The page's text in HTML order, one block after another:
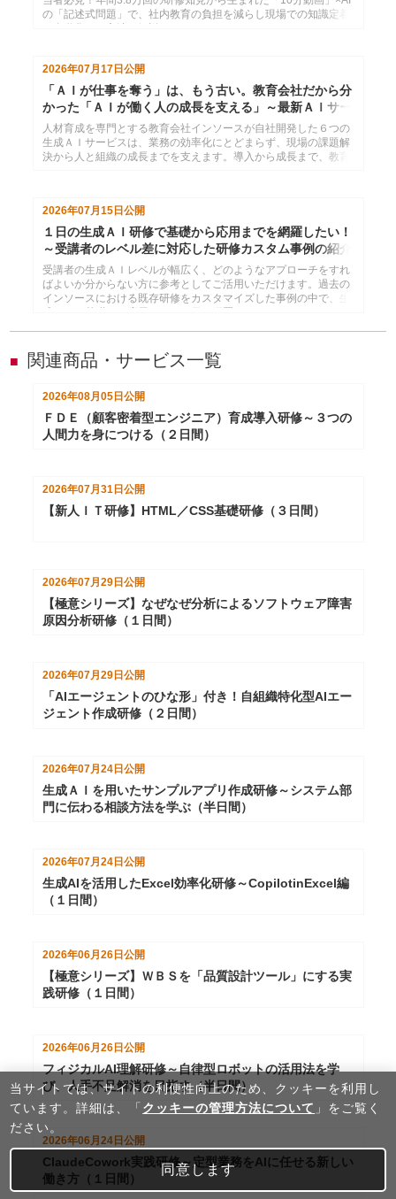
の「記述式問題」で、社内教育の負担を減らし現場での知識定着
2026年07月17日公開
「ＡＩが仕事を奪う」は、もう古い。教育会社だから分
かった「ＡＩが働く人の成長を支える」～最新ＡＩサー
ビス６選
人材育成を専門とする教育会社インソースが自社開発した６つの
生成ＡＩサービスは、業務の効率化にとどまらず、現場の課題解
決から人と組織の成長までを支えます。導入から成長まで、教育
2026年07月15日 公開
１日の生成ＡＩ研修で基礎から応用までを網羅したい！
～受講者のレベル差に対応した研修カスタム事例の紹介
受講者の生成ＡＩレベルが幅広く、どのようなアプローチをすれ
ばよいか分からない方に参考としてご活用いただけます。過去の
インソースにおける既存研修をカスタマイズした事例の中で、生
■ 関連商品・サービス一覧
2026年08月05日公開
ＦＤＥ（顧客密着型エンジニア）育成導入研修～３つの
人間力を身につける（２日間）
2026年07月31日 公開
【新人ＩＴ研修】HTML／CSS基礎研修（３日間）
2026年07月29日 公開
【極意シリーズ】なぜなぜ分析によるソフトウェア障害
原因分析研修（１日間）
2026年07月29日 公開
「AIエージェントのひな形」付き！自組織特化型AIエー
ジェント作成研修（２日間）
2026年07月24日公開
生成ＡＩを用いたサンプルアプリ作成研修～システム部
門に伝わる相談方法を学ぶ（半日間）
2026年07月24日公開
生成AIを活用したExcel効率化研修～CopilotinExcel編
（１日間）
2026年06月26日 公開
【極意シリーズ】ＷＢＳを「品質設計ツール」にする実
践研修（１日間）
2026年06月26日 公開
フィジカルAI理解研修～自律型ロボットの活用法を学
び、人手不足解消を目指す（半日間）
2026年06月24日 公開
ClaudeCowork実践研修～定型業務をAIに任せる新しい
働き方（１日間）
当サイトでは、サイトの利便性向上のため、クッキーを利⽤し
ています。詳細は、「 クッキーの管理方法について 」をご覧く
ださい。
同意します